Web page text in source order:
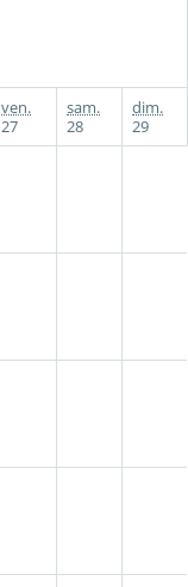
ven.
27
sam.
28
dim.
29